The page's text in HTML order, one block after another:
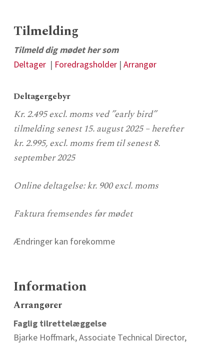
Tilmelding
Tilmeld dig mødet her som
Deltager| Foredragsholder| Arrangør
Deltagergebyr
Kr. 2.495 excl. moms ved ”early bird”
tilmelding senest 15. august2025 – herefter
kr. 2.995, excl. moms frem til senest 8.
september 2025
Online deltagelse: kr. 900 excl. moms
Faktura fremsendes før mødet
Ændringer kan forekomme
Information
Arrangører
Faglig tilrettelæggelse
Bjarke Hoffmark,Associate Technical Director,